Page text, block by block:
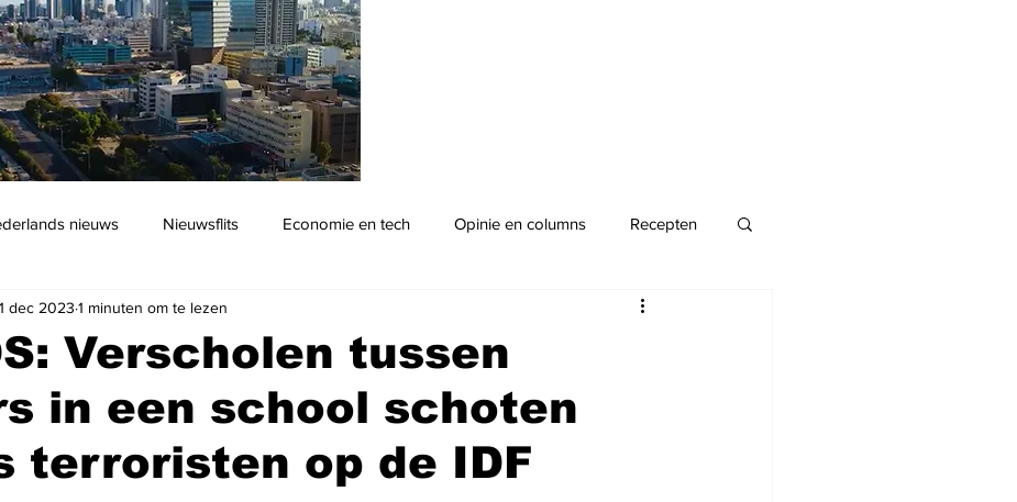
nieuws Nieuwsflits Economie en tech Opinie en columns Recepten
Podcast
Verscholen tussen
in een school schoten
terroristen op de IDF
dec 2023 1 minuten om te lezen